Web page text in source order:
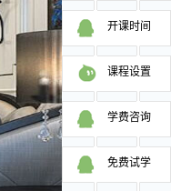
开课时间
课程设置
学费咨询
免费试学